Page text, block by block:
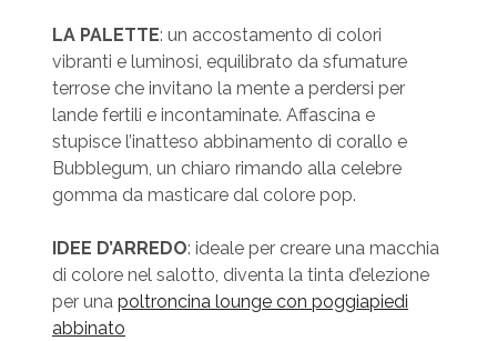
LA PALETTE: un accostamento di colori
vibranti e luminosi, equilibrato da sfumature
terrose che invitano la mente a perdersi per
lande fertili e incontaminate. Affascina e
stupisce l’inatteso abbinamento di corallo e
Bubblegum, un chiaro rimando alla celebre
gomma da masticare dal colore pop.
IDEE D’ARREDO: ideale per creare una macchia
di colore nel salotto, diventa la tinta d’elezione
per una poltroncina lounge con poggiapiedi
abbinato